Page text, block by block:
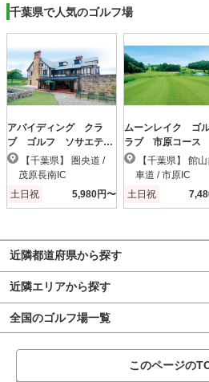
千葉県で人気のゴルフ場
アバイディング クラ
ブ ゴルフ ソサエテ
ィ 【ＰＧＭ】
茂原長南IC
土日祝
5,980円〜
ムーンレイク ゴ
ラブ 市原コース
ＧＭ】
車道 / 市原IC
土日祝
近隣都道府県から探す
近隣エリアから探す
全国のゴルフ場一覧
このページの